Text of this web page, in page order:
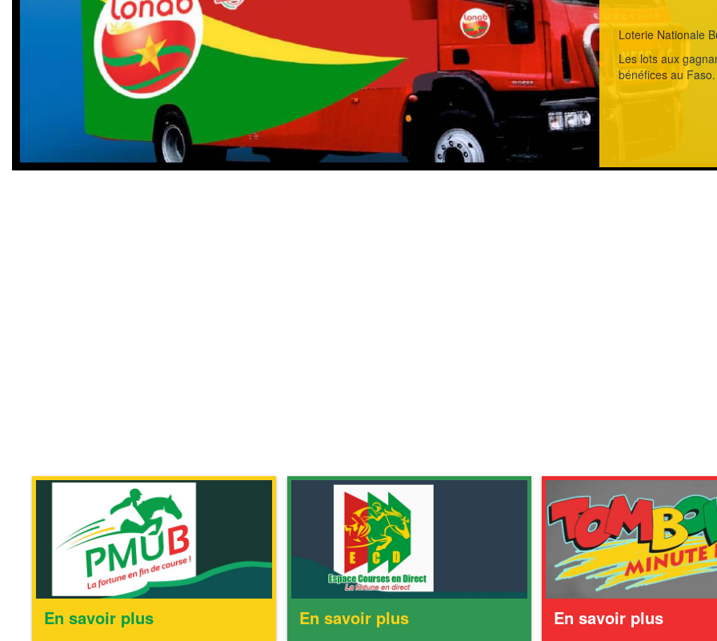
Loterie Nationale
Les lots aux
bénéfices au Faso.
En savoir plus En savoir plus En savoir plus